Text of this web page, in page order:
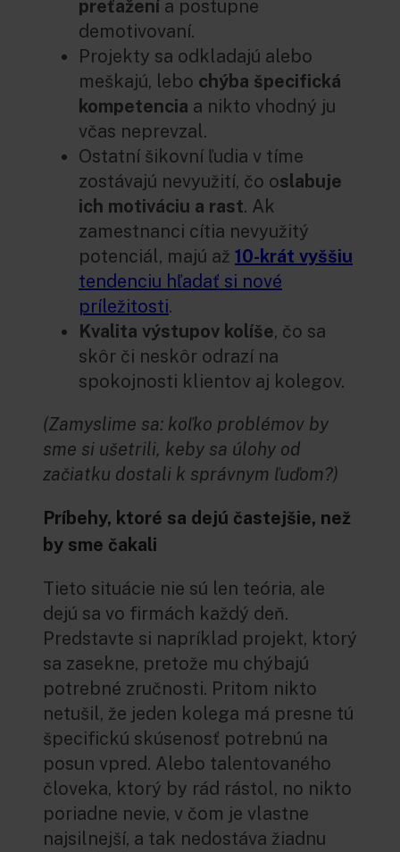
preťažení a postupne
demotivovaní.
Projekty sa odkladajú alebo
meškajú, lebo chýba špecifická
kompetencia a nikto vhodný ju
včas neprevzal.
Ostatní šikovní ľudia v tíme
zostávajú nevyužití, čo oslabuje
ich motiváciu a rast. Ak
zamestnanci cítia nevyužitý
potenciál, majú až 10-krát vyššiu
tendenciu hľadať si nové
príležitosti.
Kvalita výstupov kolíše, čo sa
skôr či neskôr odrazí na
spokojnosti klientov aj kolegov.
(Zamyslime sa: koľko problémov by
sme si ušetrili, keby sa úlohy od
začiatku dostali k správnym ľuďom?)
Príbehy, ktoré sa dejú častejšie, než
by sme čakali
Tieto situácie nie sú len teória, ale
dejú sa vo firmách každý deň.
Predstavte si napríklad projekt, ktorý
sa zasekne, pretože mu chýbajú
potrebné zručnosti. Pritom nikto
netušil, že jeden kolega má presne tú
špecifickú skúsenosť potrebnú na
posun vpred. Alebo talentovaného
človeka, ktorý by rád rástol, no nikto
poriadne nevie, v čom je vlastne
najsilnejší, a tak nedostáva žiadnu